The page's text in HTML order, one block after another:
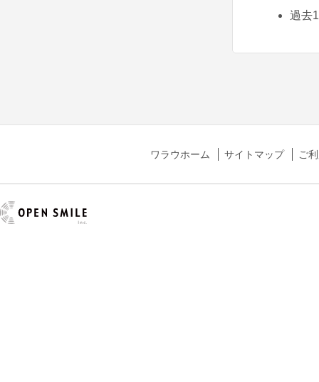
過去
ワラウホーム サイトマップ ご